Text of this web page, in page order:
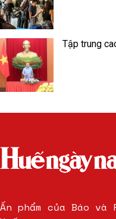
Tập trung
Ấn phẩm của Báo